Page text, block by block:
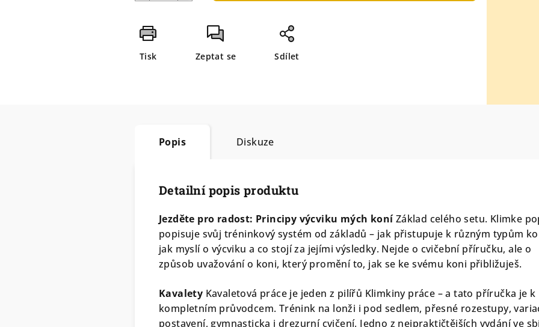
Tisk Zeptat se Sdílet
Popis Diskuze
Detailní popis produktu
Jezděte pro radost: Principy výcviku mých koníZáklad celého setu. Klimke
popisuje svůj tréninkový systém od základů – jak přistupuje k různým typům
jak myslí o výcviku a co stojí za jejími výsledky. Nejde o cvičební příručku, ale o
způsob uvažování o koni, který promění to, jak se ke svému koni přibližuješ.
Kavalety Kavaletová práce je jeden z pilířů Klimkiny práce – a tato příručka je k
kompletním průvodcem. Trénink na lonži i pod sedlem, přesné rozestupy,
postavení, gymnasticka i drezurní cvičení. Jedno z nejpraktičtějších vydání ve